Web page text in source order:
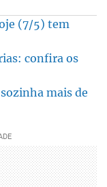
(7/5) tem
confira os
mais de